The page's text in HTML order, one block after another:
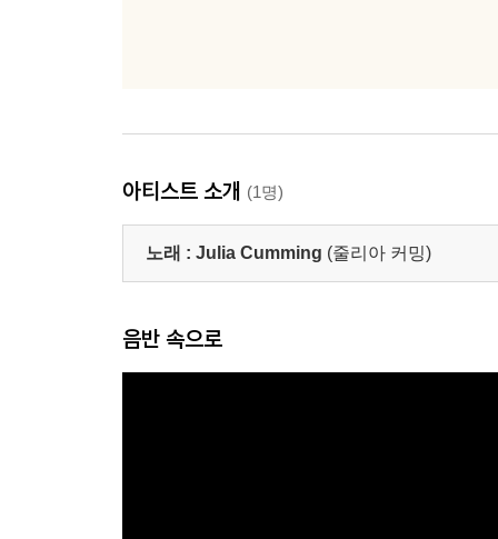
아티스트 소개 (1명)
노래 : Julia Cumming (줄리아 커밍)
음반 속으로